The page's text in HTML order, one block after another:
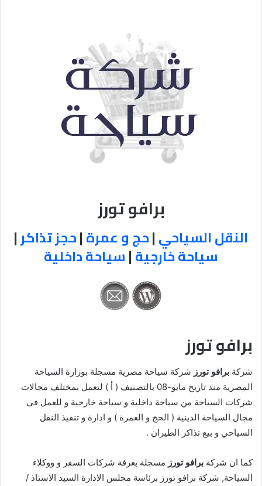
برافو تورز
النقل السياحي|حج و عمرة|حجز تذاكر|
سياحة خارجية|سياحة داخلية
برافو تورز
شركة برافو تورز شركة سياحة مصرية مسجلة بوزارة السياحة
المصرية منذ تاريخ مايو-08 بالتصنيف ( أ ) لتعمل بمختلف مجالات
شركات السياحة من سياحة داخلية و سياحة خارجية و للعمل فى
مجال السياحة الدينية ( الحج و العمرة ) و ادارة و تنفيذ النقل
السياحي و بيع تذاكر الطيران .
كما ان شركة برافو تورز مسجلة بغرفة شركات السفر و ووكلاء
السياحة, شركة برافو تورز برئاسة مجلس الادارة السيد الاستاذ /